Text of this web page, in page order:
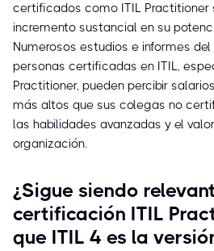
certificados como ITIL Practitioner
incremento sustancial en su
Numerosos estudios e informes
personas certificadas en ITIL,
Practitioner, pueden percibir
más altos que sus colegas no
las habilidades avanzadas y el
organización.
¿Sigue siendo
certificación ITIL
que ITIL 4 es la